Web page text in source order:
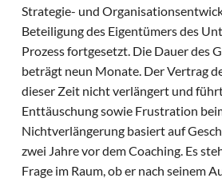
Strategie- und
Beteiligung des Eigentümers des
Prozess fortgesetzt. Die Dauer des
beträgt neun Monate. Der Vertrag
dieser Zeit nicht verlängert und
Enttäuschung sowie Frustration
Nichtverlängerung basiert auf
zwei Jahre vor dem Coaching. Es
Frage im Raum, ob er nach seinem